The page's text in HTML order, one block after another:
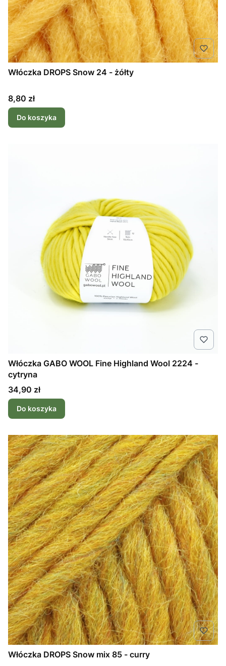
Włóczka DROPS Snow 24 - żółty
Cena
8,80 zł
Do koszyka
Włóczka GABO WOOL Fine Highland Wool 2224 -
cytryna
Cena
34,90 zł
Do koszyka
Włóczka DROPS Snow mix 85 - curry